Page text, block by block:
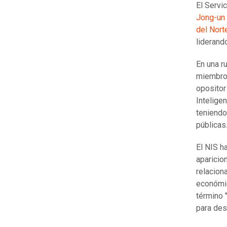
El
Jong-un
del
En una
opositor
públicas.
El NIS
término
para